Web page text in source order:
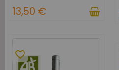
13,50 €
favorite_border